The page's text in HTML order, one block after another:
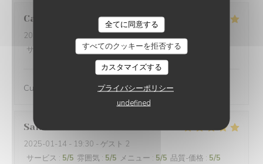
全てに同意する
すべてのクッキーを拒否する
カスタマイズする
プライバシーポリシー
undefined
Camille
2025-01-23
- 19:30 - ゲスト 3
サービス
雰囲気 :5/5 メニュー: 5/5 品質-価格
Cuisine excellente et service parfait !
Sandrine
2025-01-14 - 19:30 - ゲスト 2
サービス : 5/5 雰囲気 : 5/5 メニュー : 5/5 品質-価格 : 5/5